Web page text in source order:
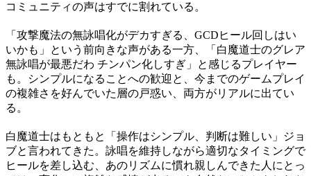
コミュニティの声はすでに割れている。
「攻撃魔法の無詠唱化がデカすぎる、GCDヒール回しはい
いかも」という前向きな声がある一方、「白魔道士のグレア
無詠唱が最悪だわ チンパン化しすぎ」と感じるプレイヤー
も。シンプルになることへの歓迎と、今までのゲームプレイ
の複雑さを好んでいた層の戸惑い、両方がリアルに出てい
る。
白魔道士はもともと「操作はシンプル、判断は難しい」ジョ
ブと言われてきた。詠唱を維持しながら適切なタイミングで
ヒールを差し込む、あのリズムに慣れ親しんできた人にとっ